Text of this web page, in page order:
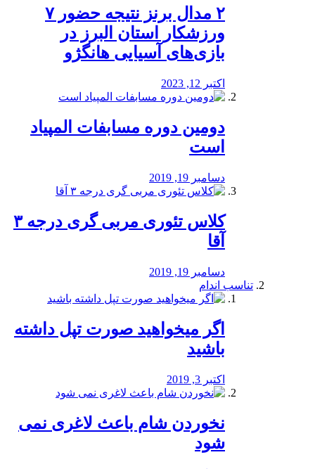
۲ مدال برنز نتیجه حضور ۷
ورزشکار استان البرز در
بازی‌های آسیایی هانگژو
اکتبر 12, 2023
دومین دوره مسابفات المپیاد
است
دسامبر 19, 2019
کلاس تئوری مربی گری درجه ۳
آقا
دسامبر 19, 2019
تناسب اندام
اگر میخواهید صورت تپل داشته
باشید
اکتبر 3, 2019
نخوردن شام باعث لاغری نمی
‌شود